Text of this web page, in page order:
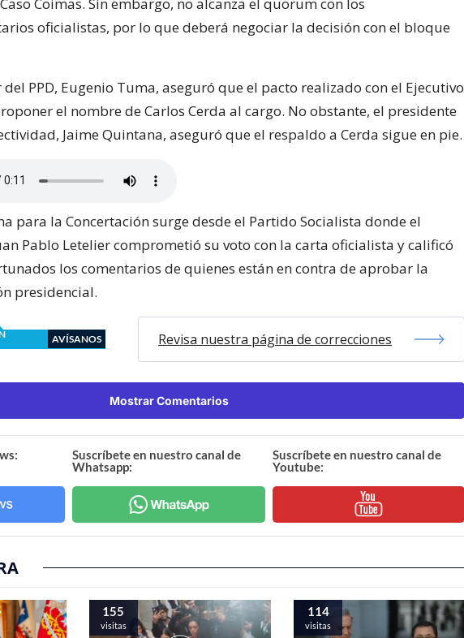
oficialistas, por lo que deberá negociar la decisión con el bloque
del PPD, Eugenio Tuma, aseguró que el pacto realizado con el Ejecutivo
el nombre de Carlos Cerda al cargo. No obstante, el presidente
Jaime Quintana, aseguró que el respaldo a Cerda sigue en pie.
para la Concertación surge desde el Partido Socialista donde el
Pablo Letelier comprometió su voto con la carta oficialista y calificó
los comentarios de quienes están en contra de aprobar la
presidencial.
AVÍSANOS Revisa nuestra página de correcciones
Mostrar Comentarios
Suscríbete en nuestro canal de
Whatsapp:
Suscríbete en nuestro canal de
Youtube:
155
visitas
114
visitas